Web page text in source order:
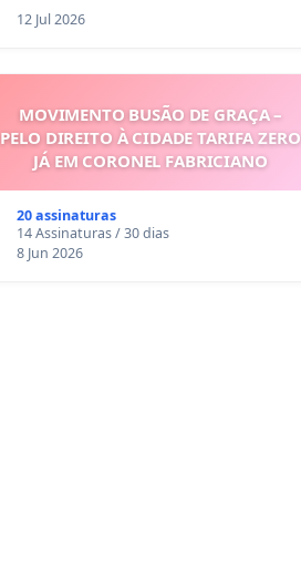
12 Jul 2026
MOVIMENTO BUSÃO DE GRAÇA –
PELO DIREITO À CIDADE TARIFA ZERO
JÁ EM CORONEL FABRICIANO
20 assinaturas
14 Assinaturas / 30 dias
8 Jun 2026